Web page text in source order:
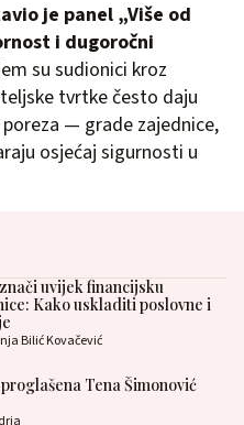
je panel „Više od
i dugoročni
su sudionici kroz
tvrtke često daju
— grade zajednice,
osjećaj sigurnosti u
uvijek financijsku
Kako uskladiti poslovne i
Bilić Kovačević
Tena Šimonović